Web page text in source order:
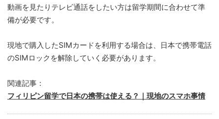
動画を見たりテレビ通話をしたい方は留学期間に合わせて準
備が必要です。
現地で購入したSIMカードを利用する場合は、日本で携帯電話
のSIMロックを解除していく必要があります。
関連記事：
フィリピン留学で日本の携帯は使える？｜現地のスマホ事情